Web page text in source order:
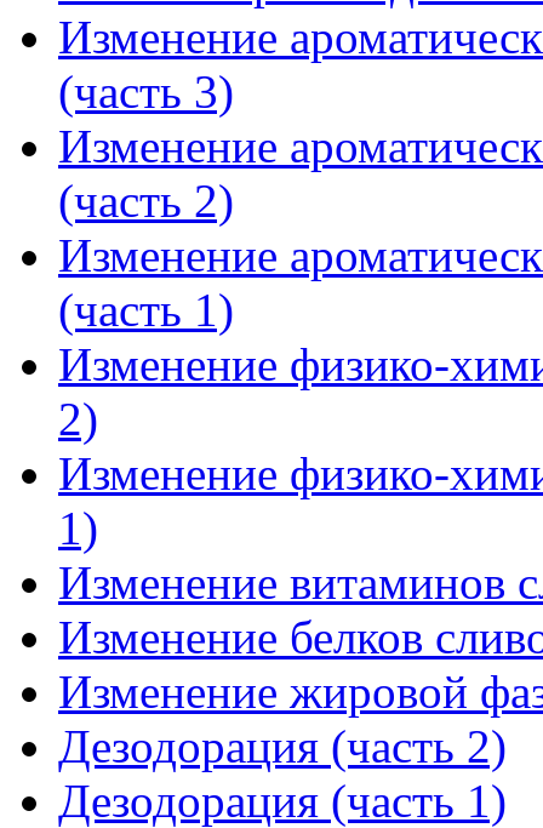
Изменение
(часть 3)
Изменение
(часть 2)
Изменение
(часть 1)
Изменение физико-
2)
Изменение физико-
1)
Изменение витаминов
Изменение белков
Изменение жировой
Дезодорация (часть 2)
Дезодорация (часть 1)